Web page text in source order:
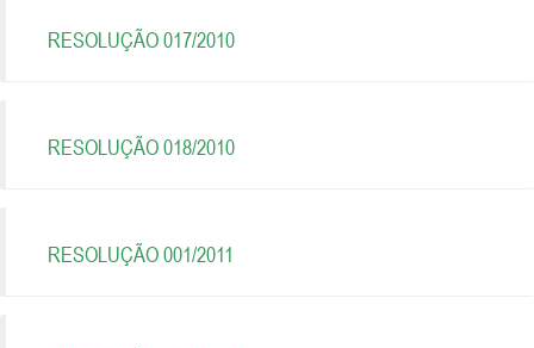
RESOLUÇÃO 017/2010
RESOLUÇÃO 018/2010
RESOLUÇÃO 001/2011